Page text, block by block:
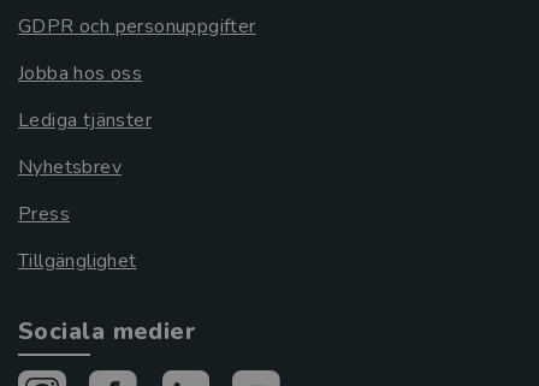
GDPR och personuppgifter
Jobba hos oss
Lediga tjänster
Nyhetsbrev
Press
Tillgänglighet
Sociala medier